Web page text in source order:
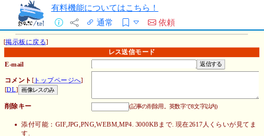
有料機能についてはこちら！
通常
依頼